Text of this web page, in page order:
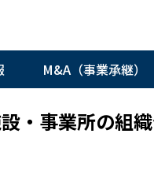
M&A（事業承継）
・事業所の組